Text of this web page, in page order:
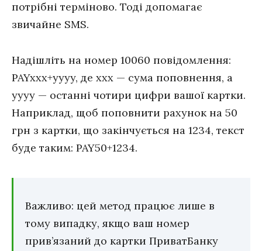
потрібні терміново. Тоді допомагає
звичайне SMS.
Надішліть на номер 10060 повідомлення:
PAYxxx+yyyy, де xxx — сума поповнення, а
yyyy — останні чотири цифри вашої картки.
Наприклад, щоб поповнити рахунок на 50
грн з картки, що закінчується на 1234, текст
буде таким: PAY50+1234.
Важливо: цей метод працює лише в
тому випадку, якщо ваш номер
прив’язаний до картки ПриватБанку